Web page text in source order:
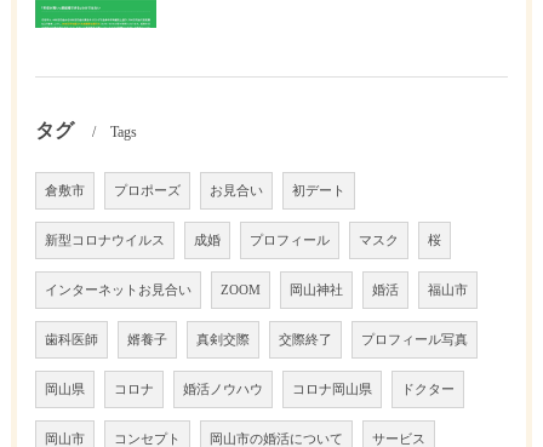
タグ Tags
倉敷市 プロポーズ お見合い 初デート
新型コロナウイルス 成婚 プロフィール マスク 桜
インターネットお見合い ZOOM 岡山神社 婚活 福山市
歯科医師 婿養子 真剣交際 交際終了 プロフィール写真
岡山県 コロナ 婚活ノウハウ コロナ岡山県 ドクター
岡山市 コンセプト 岡山市の婚活について サービス